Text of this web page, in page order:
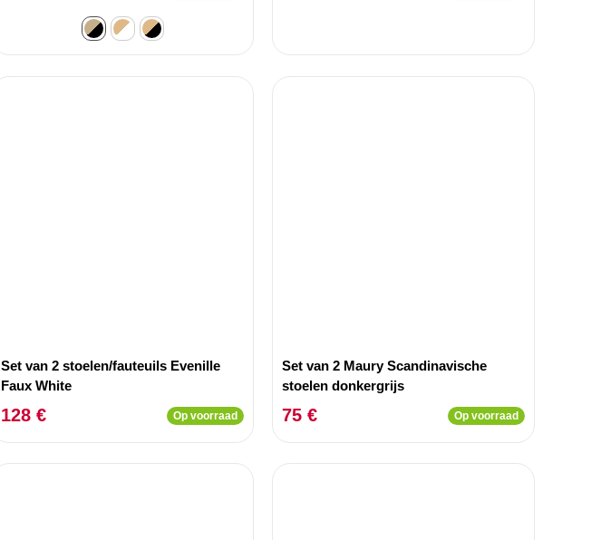
Set van 2 stoelen/fauteuils Evenille
Faux White
128 € Op voorraad
Set van 2 Maury Scandinavische
stoelen donkergrijs
75 € Op voorraad